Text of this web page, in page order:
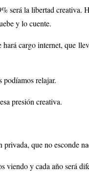
será la libertad creativa.
y lo cuente.
cargo internet, que
podíamos relajar.
presión creativa.
que no esconde
viendo y cada año será